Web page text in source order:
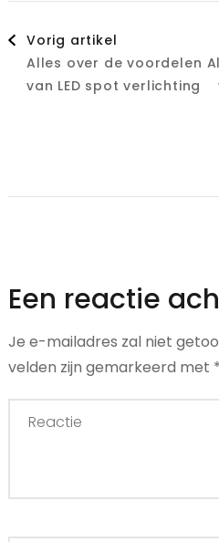
Vorig artikel
Alles over de voordelen
van LED spot verlichting
Een reactie
Je e-mailadres zal niet
velden zijn gemarkeerd met *